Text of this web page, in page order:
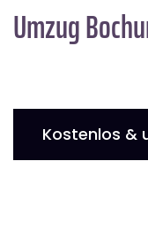
Umzug
Kostenlos &